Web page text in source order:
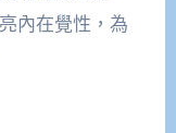
內在覺性，為